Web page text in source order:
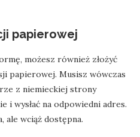
papierowej
możesz również złożyć
papierowej. Musisz wówczas
z niemieckiej strony
i wysłać na odpowiedni adres.
ale wciąż dostępna.